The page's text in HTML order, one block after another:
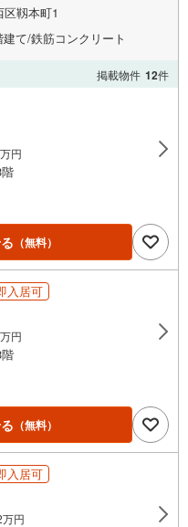
靱本町1
て/鉄筋コンクリート
掲載物件 12件
円
（無料）
入居可
円
（無料）
入居可
円